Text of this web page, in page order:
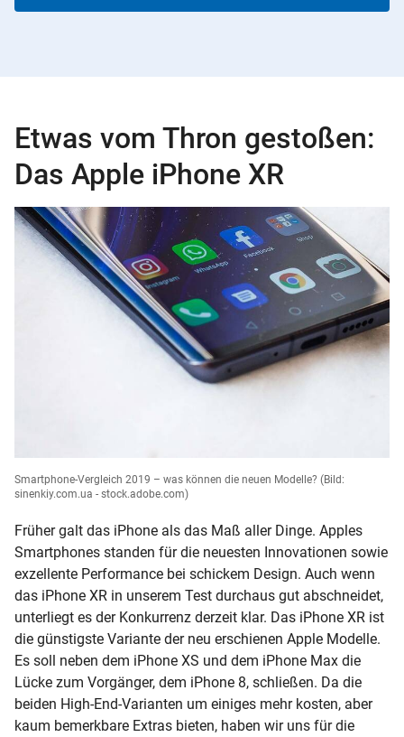
Etwas vom Thron gestoßen:
Das Apple iPhone XR
Smartphone-Vergleich 2019 – was können die neuen Modelle? (Bild:
sinenkiy.com.ua - stock.adobe.com)
Früher galt das iPhone als das Maß aller Dinge. Apples
Smartphones standen für die neuesten Innovationen sowie
exzellente Performance bei schickem Design. Auch wenn
das iPhone XR in unserem Test durchaus gut abschneidet,
unterliegt es der Konkurrenz derzeit klar. Das iPhone XR ist
die günstigste Variante der neu erschienen Apple Modelle.
Es soll neben dem iPhone XS und dem iPhone Max die
Lücke zum Vorgänger, dem iPhone 8, schließen. Da die
beiden High-End-Varianten um einiges mehr kosten, aber
kaum bemerkbare Extras bieten, haben wir uns für die